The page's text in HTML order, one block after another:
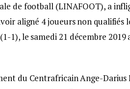
de football (LINAFOOT), a
aligné 4 joueurs non
1), le samedi 21 décembre
du Centrafricain Ange-Darius